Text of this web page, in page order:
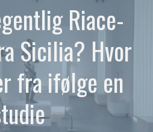
Riace-
Sicilia? Hvor
fra ifølge en